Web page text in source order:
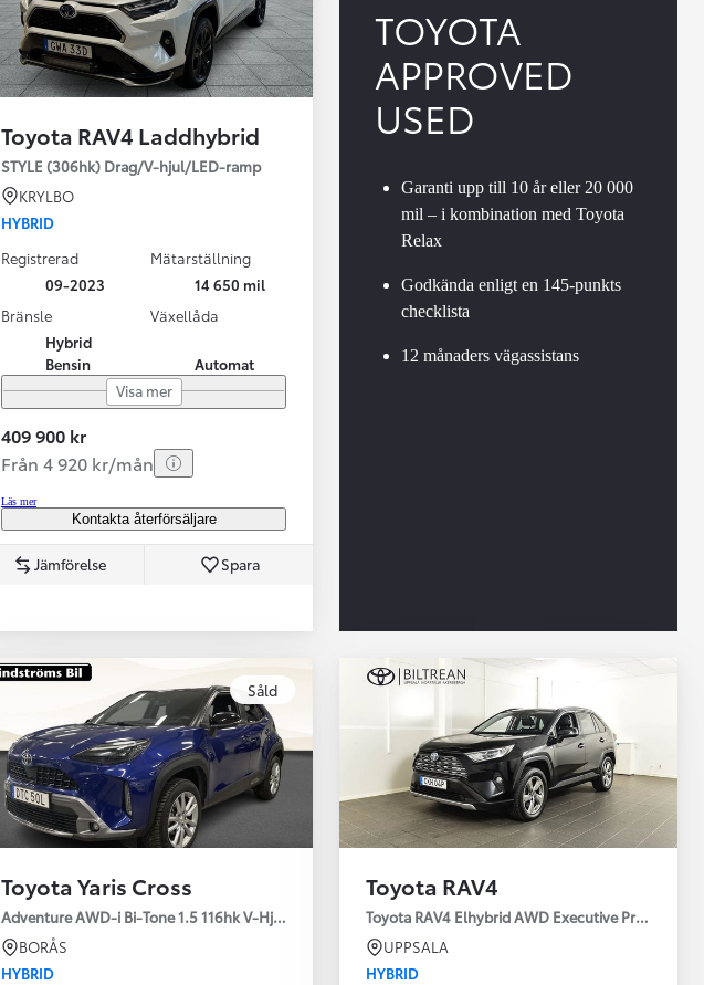
Från 324 900 kr
Från 3 194 kr/mån
Toyota C-HR
HYBRID & LADDHYBRID
Från 350 900 kr
Från 3 450 kr/mån
Easy Billån
Nya GR GT
The soul lives on
Vi har Sveriges mest nöjda
Toyota RAV4 Laddhybrid
STYLE (306hk) Drag/V-hjul/LED-ramp
KRYLBO
HYBRID
Registrerad
09-2023
Mätarställning
14 650 mil
Bränsle
Hybrid
Bensin
Växellåda
Automat
Visa mer
409 900 kr
Från 4 920 kr/mån
Läs mer
Kontakta återförsäljare
Jämförelse Spara
TOYOTA
APPROVED
USED
Garanti upp till 10 år eller 20 000
mil – i kombination med Toyota
Relax
Godkända enligt en 145-punkts
checklista
12 månaders vägassistans
Såld
Toyota Yaris Cross
Adventure AWD-i Bi-Tone 1.5 116hk V-Hjul Drag JBL
BORÅS
HYBRID
Toyota RAV4
Toyota RAV4 Elhybrid AWD Executive Premium
UPPSALA
HYBRID